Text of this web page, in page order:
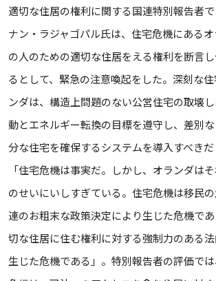
適切な住居の権利に関する国連特別報告者
ナン・ラジャゴパル氏は、住宅危機にある
の人のための適切な住居をえる権利を断言
るとして、緊急の注意喚起をした。深刻な
ンダは、構造上問題のない公営住宅の取壊
動とエネルギー転換の目標を遵守し、差別
分な住宅を確保するシステムを導入すべきだ
「住宅危機は事実だ。しかし、オランダは
のせいにいしすぎている。住宅危機は移民
連のお粗末な政策決定により生じた危機で
切な住居に住む権利に対する強制力のある
生じた危機である」。特別報告者の評価で